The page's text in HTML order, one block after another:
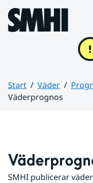
Hoppa till sidans innehåll
Start Väder
Väderprognos
SMHI publicerar